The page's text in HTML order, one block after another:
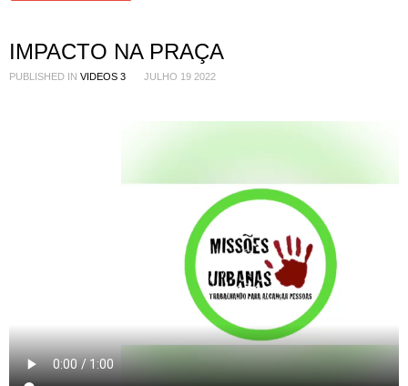
IMPACTO NA PRAÇA
PUBLISHED IN VIDEOS 3 JULHO 19 2022